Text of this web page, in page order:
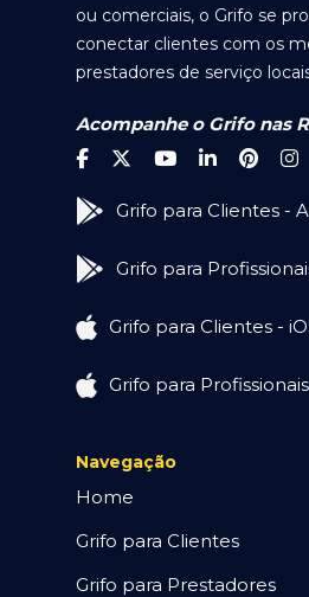
ou comerciais, o Grifo se
conectar clientes com os
prestadores de serviço
Acompanhe o Grifo nas
Grifo para Clientes -
Grifo para
Grifo para Clientes -
Grifo para
Navegação
Home
Grifo para Clientes
Grifo para Prestadores